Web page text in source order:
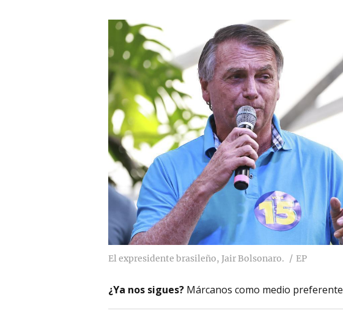
El expresidente brasileño, Jair Bolsonaro. EP
¿Ya nos sigues? Márcanos como medio preferente